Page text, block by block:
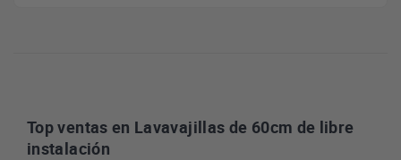
Top ventas en Lavavajillas de 60cm de libre
instalación